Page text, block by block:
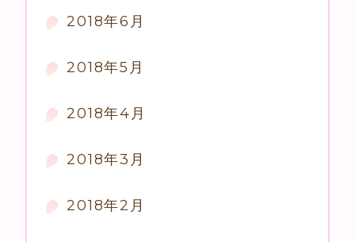
2018年6月
2018年5月
2018年4月
2018年3月
2018年2月